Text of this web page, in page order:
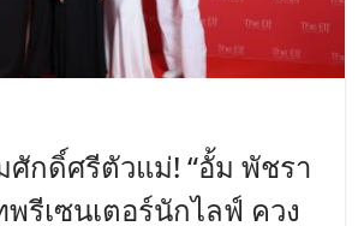
กดิ์ศรีตัวแม่! “อั้ม พัชรา
รีเซนเตอร์นักไลฟ์ ควง